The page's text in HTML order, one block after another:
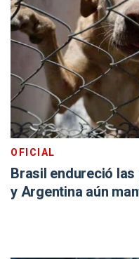
OFICIAL
Brasil endureció
y Argentina aún